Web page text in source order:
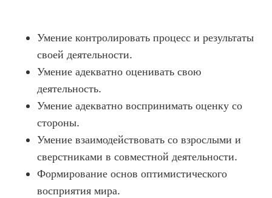
Умение контролировать процесс и результаты
своей деятельности.
Умение адекватно оценивать свою
деятельность.
Умение адекватно воспринимать оценку со
стороны.
Умение взаимодействовать со взрослыми и
сверстниками в совместной деятельности.
Формирование основ оптимистического
восприятия мира.